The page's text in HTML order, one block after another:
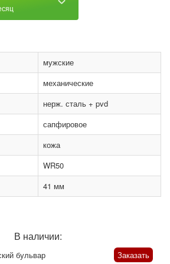
мужские
механические
нерж. сталь + pvd
сапфировое
кожа
WR50
41 мм
В наличии:
бульвар Заказать